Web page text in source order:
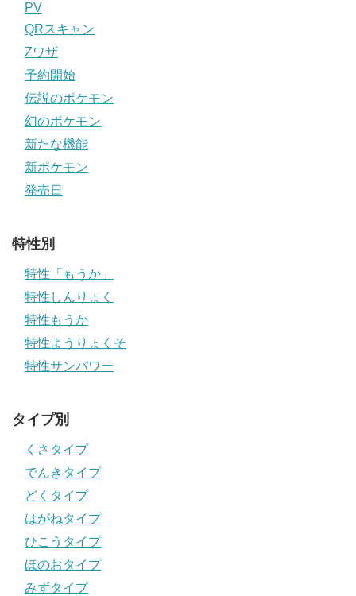
PV
QRスキャン
Zワザ
予約開始
伝説のポケモン
幻のポケモン
新たな機能
新ポケモン
発売日
特性別
特性「もうか」
特性しんりょく
特性もうか
特性ようりょくそ
特性サンパワー
タイプ別
くさタイプ
でんきタイプ
どくタイプ
はがねタイプ
ひこうタイプ
ほのおタイプ
みずタイプ